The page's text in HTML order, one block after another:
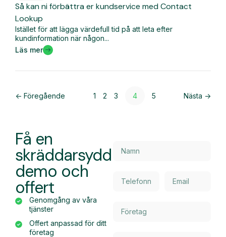
Så kan ni förbättra er kundservice med Contact
Lookup
Istället för att lägga värdefull tid på att leta efter
kundinformation när någon...
Läs mer
<- Föregående 1 2 3 4 5 Nästa ->
Få en
skräddarsydd
demo och
offert
Genomgång av våra
tjänster
Offert anpassad för ditt
företag